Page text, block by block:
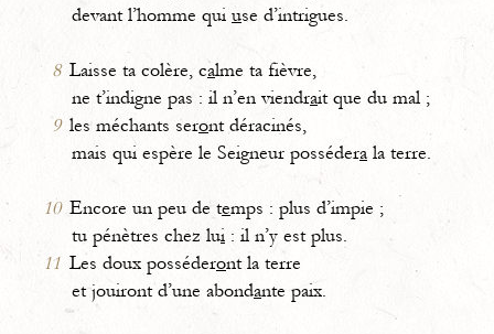
devant l’homme qui use d’intrigues.
8 Laisse ta colère, calme ta fièvre,
ne t’indigne pas : il n’en viendrait que du mal ;
9 les méchants seront déracinés,
mais qui espère le Seigneur posséderala terre.
10 Encore un peu de temps : plus d’impie ;
tu pénètres chez lui : il n’y est plus.
11 Les doux posséderont la terre
et jouiront d’une abondante paix.